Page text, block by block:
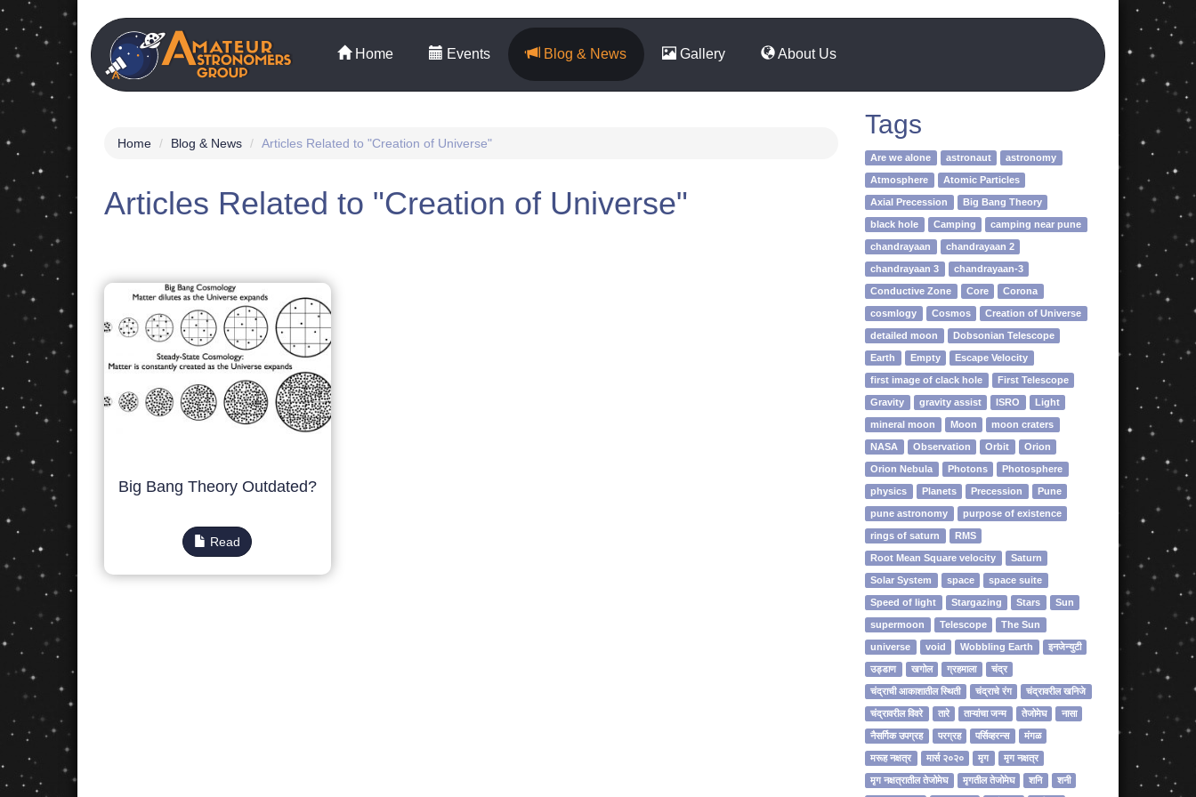
to
main
content
Home Events Blog & News Gallery About Us
Home Blog & News Articles Related to "Creation of Universe"
Articles Related to "Creation of Universe"
Big Bang Theory Outdated?
Read
Tags
Are we alone astronaut astronomy
Atmosphere Atomic Particles
Axial Precession Big Bang Theory
black hole Camping camping near pune
chandrayaan chandrayaan 2
chandrayaan 3 chandrayaan-3
Conductive Zone Core Corona
cosmlogy Cosmos Creation of Universe
detailed moon Dobsonian Telescope
Earth Empty Escape Velocity
first image of clack hole First Telescope
Gravity gravity assist ISRO Light
mineral moon Moon moon craters
NASA Observation Orbit Orion
Orion Nebula Photons Photosphere
physics Planets Precession Pune
pune astronomy purpose of existence
rings of saturn RMS
Root Mean Square velocity Saturn
Solar System space space suite
Speed of light Stargazing Stars Sun
supermoon Telescope The Sun
universe void Wobbling Earth इनजेन्‍युटी
उड्डाण खगोल ग्रहमाला चंद्र
चंद्राची आकाशातील स्थिती चंद्राचे रंग चंद्रावरील खनिजे
चंद्रावरील विवरे तारे ताऱ्यांचा जन्म तेजोमेघ नासा
नैसर्गिक उपग्रह परग्रह पर्सिव्हरन्स मंगळ
मरूह नक्षत्र मार्स २०२० मृग मृग नक्षत्र
मृग नक्षत्रातील तेजोमेघ मृगतील तेजोमेघ शनि शनी